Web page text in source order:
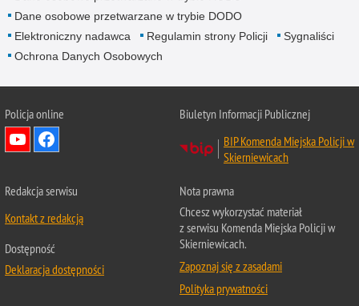
Dane osobowe przetwarzane w trybie DODO
Elektroniczny nadawca
Regulamin strony Policji
Sygnaliści
Ochrona Danych Osobowych
Policja online
Biuletyn Informacji Publicznej
BIP Komenda Miejska Policji w
Skierniewicach
Redakcja serwisu
Kontakt z redakcją
Dostępność
Deklaracja dostępności
Nota prawna
Chcesz wykorzystać materiał
z serwisu Komenda Miejska Policji w
Skierniewicach.
Zapoznaj się z zasadami
Polityka prywatności